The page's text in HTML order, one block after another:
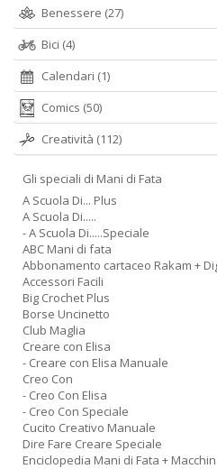
Benessere (27)
Bici (4)
Calendari (1)
Comics (50)
Creatività (112)
Gli speciali di Mani di Fata
A Scuola Di... Plus
A Scuola Di.....
- A Scuola Di.....Speciale
ABC Mani di fata
Abbonamento cartaceo Rakam +
Accessori Facili
Big Crochet Plus
Borse Uncinetto
Club Maglia
Creare con Elisa
- Creare con Elisa Manuale
Creo Con
- Creo Con Elisa
- Creo Con Speciale
Cucito Creativo Manuale
Dire Fare Creare Speciale
Enciclopedia Mani di Fata +